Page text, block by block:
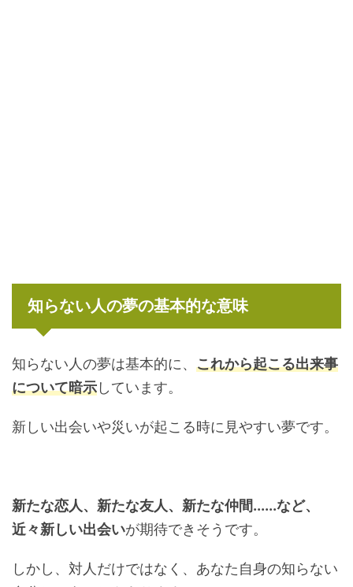
知らない人の夢の基本的な意味
知らない人の夢は基本的に、 これから起こる出来事
について暗示しています。
新しい出会いや災いが起こる時に見やすい夢です。
新たな恋人、新たな友人、新たな仲間......など、
近々新しい出会いが期待できそうです。
しかし、対人だけではなく、あなた自身の知らない